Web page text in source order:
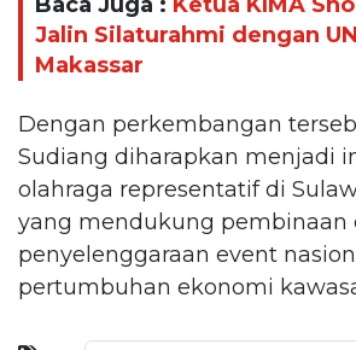
Jalin Silaturahmi dengan
Makassar
Dengan perkembangan
Sudiang diharapkan menjadi
olahraga representatif di
yang mendukung pembinaan
penyelenggaraan event
pertumbuhan ekonomi